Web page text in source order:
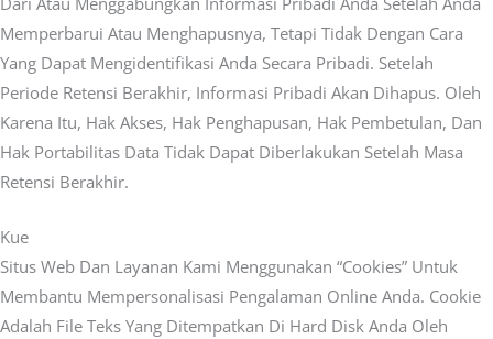
Memperbarui Atau Menghapusnya, Tetapi Tidak Dengan Cara
Yang Dapat Mengidentifikasi Anda Secara Pribadi. Setelah
Periode Retensi Berakhir, Informasi Pribadi Akan Dihapus. Oleh
Karena Itu, Hak Akses, Hak Penghapusan, Hak Pembetulan, Dan
Hak Portabilitas Data Tidak Dapat Diberlakukan Setelah Masa
Retensi Berakhir.
Kue
Situs Web Dan Layanan Kami Menggunakan “cookies” Untuk
Membantu Mempersonalisasi Pengalaman Online Anda. Cookie
Adalah File Teks Yang Ditempatkan Di Hard Disk Anda Oleh